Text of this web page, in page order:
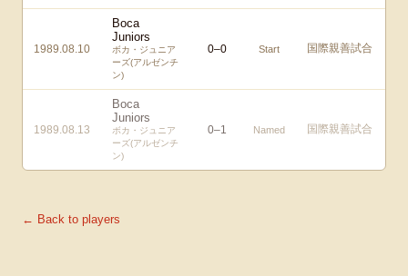
1989.08.10
Boca
Juniors
ボカ・ジュニア
ーズ(アルゼンチ
ン)
0–0 Start 国際親善試合
1989.08.13
Boca
Juniors
ボカ・ジュニア
ーズ(アルゼンチ
ン)
0–1 Named 国際親善試合
← Back to players